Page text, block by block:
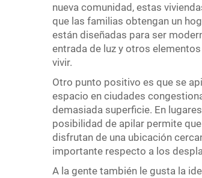
nueva comunidad, estas
que las familias obtengan un
están diseñadas para ser
entrada de luz y otros
vivir.
Otro punto positivo es que se
espacio en ciudades
demasiada superficie. En
posibilidad de apilar permite
disfrutan de una ubicación
importante respecto a los
A la gente también le gusta la